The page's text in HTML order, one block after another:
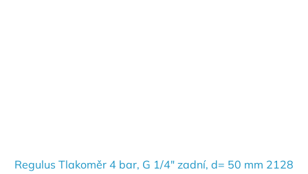
Regulus Tlakoměr 4 bar, G 1/4" zadní, d= 50 mm 2128